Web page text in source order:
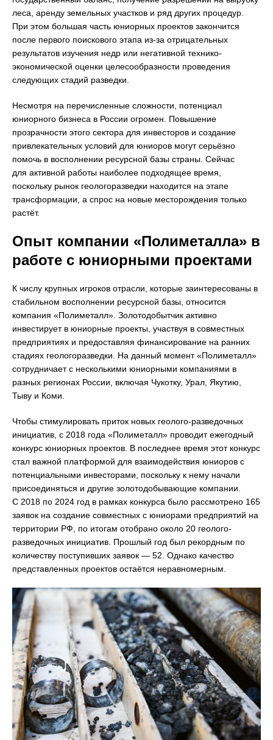
леса, аренду земельных участков и ряд других процедур.
При этом большая часть юниорных проектов закончится
после первого поискового этапа из-за отрицательных
результатов изучения недр или негативной технико-
экономической оценки целесообразности проведения
следующих стадий разведки.
Несмотря на перечисленные сложности, потенциал
юниорного бизнеса в России огромен. Повышение
прозрачности этого сектора для инвесторов и создание
привлекательных условий для юниоров могут серьёзно
помочь в восполнении ресурсной базы страны. Сейчас
для активной работы наиболее подходящее время,
поскольку рынок геологоразведки находится на этапе
трансформации, а спрос на новые месторождения только
растёт.
Опыт компании «Полиметалла» в
работе с юниорными проектами
К числу крупных игроков отрасли, которые заинтересованы в
стабильном восполнении ресурсной базы, относится
компания «Полиметалл». Золотодобытчик активно
инвестирует в юниорные проекты, участвуя в совместных
предприятиях и предоставляя финансирование на ранних
стадиях геологоразведки. На данный момент «Полиметалл»
сотрудничает с несколькими юниорными компаниями в
разных регионах России, включая Чукотку, Урал, Якутию,
Тыву и Коми.
Чтобы стимулировать приток новых геолого-разведочных
инициатив, с 2018 года «Полиметалл» проводит ежегодный
конкурс юниорных проектов. В последнее время этот конкурс
стал важной платформой для взаимодействия юниоров с
потенциальными инвесторами, поскольку к нему начали
присоединяться и другие золотодобывающие компании.
С 2018 по 2024 год в рамках конкурса было рассмотрено 165
заявок на создание совместных с юниорами предприятий на
территории РФ, по итогам отобрано около 20 геолого-
разведочных инициатив. Прошлый год был рекордным по
количеству поступивших заявок — 52. Однако качество
представленных проектов остаётся неравномерным.